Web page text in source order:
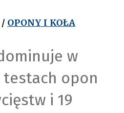
/ OPONY I KOŁA
w
opon
i 19